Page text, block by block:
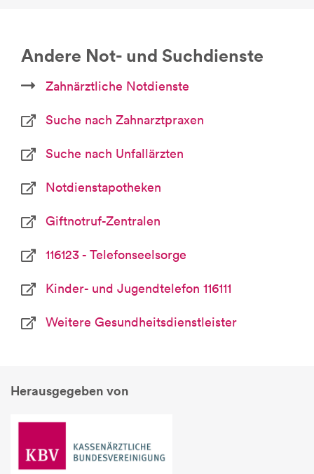
Andere Not- und Suchdienste
Zahnärztliche Notdienste
Suche nach Zahnarztpraxen
Suche nach Unfallärzten
Notdienstapotheken
Giftnotruf-Zentralen
116123 - Telefonseelsorge
Kinder- und Jugendtelefon 116111
Weitere Gesundheitsdienstleister
Herausgegeben von